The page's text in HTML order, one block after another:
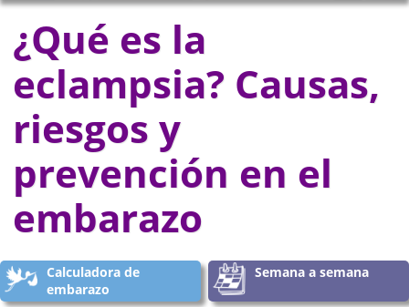
¿Qué es la
eclampsia? Causas,
riesgos y
prevención en el
embarazo
Calculadora de
embarazo
Semana a semana